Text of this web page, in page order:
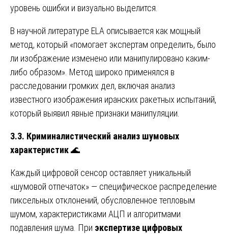
уровень ошибки и визуально выделится.
В научной литературе ELA описывается как мощный
метод, который «помогает экспертам определить, было
ли изображение изменено или манипулировано каким-
либо образом». Метод широко применялся в
расследовании громких дел, включая анализ
известного изображения иранских ракетных испытаний,
который выявил явные признаки манипуляции.
3.3. Криминалистический анализ шумовых
характеристик🌊
Каждый цифровой сенсор оставляет уникальный
«шумовой отпечаток» — специфическое распределение
пиксельных отклонений, обусловленное тепловым
шумом, характеристиками АЦП и алгоритмами
подавления шума. При экспертизе цифровых